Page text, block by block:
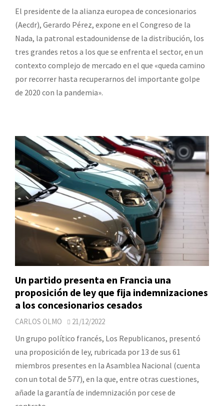
El presidente de la alianza europea de concesionarios
(Aecdr), Gerardo Pérez, expone en el Congreso de la
Nada, la patronal estadounidense de la distribución, los
tres grandes retos a los que se enfrenta el sector, en un
contexto complejo de mercado en el que «queda camino
por recorrer hasta recuperarnos del importante golpe
de 2020 con la pandemia».
Un partido presenta en Francia una
proposición de ley que fija indemnizaciones
a los concesionarios cesados
CARLOS OLMO 21/12/2022
Un grupo político francés, Los Republicanos, presentó
una proposición de ley, rubricada por 13 de sus 61
miembros presentes en la Asamblea Nacional (cuenta
con un total de 577), en la que, entre otras cuestiones,
añade la garantía de indemnización por cese de